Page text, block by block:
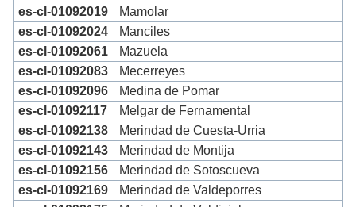
es-cl-01092019
Mamolar
es-cl-01092024
Manciles
es-cl-01092061
Mazuela
es-cl-01092083
Mecerreyes
es-cl-01092096
Medina de Pomar
es-cl-01092117
Melgar de Fernamental
es-cl-01092138
Merindad de Cuesta-Urria
es-cl-01092143
Merindad de Montija
es-cl-01092156
Merindad de Sotoscueva
es-cl-01092169
Merindad de Valdeporres